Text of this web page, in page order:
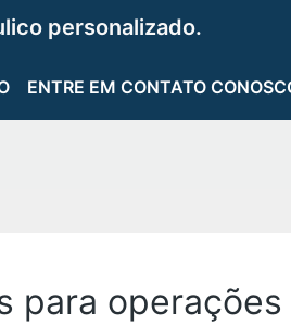
personalizado.
ENTRE EM CONTATO
para operações